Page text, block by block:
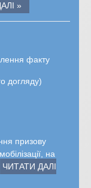
»
факту
догляду)
призову
на
ЧИТАТИ ДАЛІ